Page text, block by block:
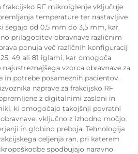
frakcijsko RF mikroiglenje vključuje
temperature ter nastavljive
segajo od 0,5 mm do 3,5 mm, kar
prilagoditev obravnave različnim
ponuja več različnih konfiguracij
49 ali 81 iglami, kar omogoča
vzorca obravnave za
in potrebe posameznih pacientov.
naprave za frakcijsko RF
z digitalnimi zasloni in
ki omogočajo takojšnji povratni
vključno z izhodno močjo,
in globino preboja. Tehnologija
celjenja ran, pri katerem
spodbujajo naravno